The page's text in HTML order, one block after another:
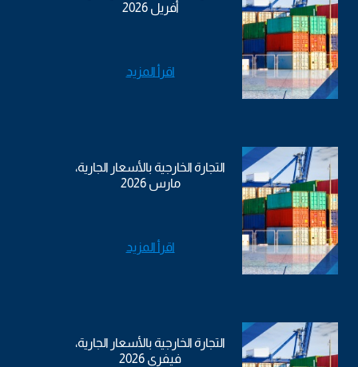
أفريل 2026
اقرأ المزيد
التجارة الخارجية بالأسعار الجارية،
مارس 2026
اقرأ المزيد
التجارة الخارجية بالأسعار الجارية،
فيفري 2026